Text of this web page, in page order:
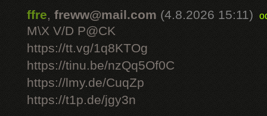
ffre,freww@mail.com (4.8.2026 15:11)
M\X V/D P@CK
https://tt.vg/1q8KTOg
https://tinu.be/nzQq5Of0C
https://lmy.de/CuqZp
https://t1p.de/jgy3n